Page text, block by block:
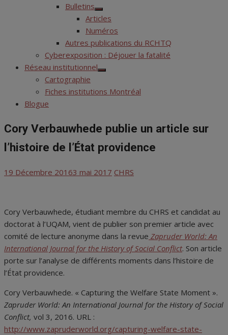
menu
Bulletins
Show
sub
menu
Articles
Numéros
Autres publications du RCHTQ
Cyberexposition : Déjouer la fatalité
Réseau institutionnel
Show
menu
Cartographie
Fiches institutions Montréal
Blogue
Cory Verbauwhede publie un article sur
l’histoire de l’État providence
Posted
19 Décembre 20163 mai 2017 Author
CHRS
Cory Verbauwhede, étudiant membre du CHRS et candidat au
doctorat à l’UQAM, vient de publier son premier article avec
comité de lecture anonyme dans la revue Zapruder World: An
International Journal for the History of Social Conflict. Son article
porte sur l’analyse de différents moments dans l’histoire de
l’État providence.
Cory Verbauwhede. « Capturing the Welfare State Moment ».
Zapruder World: An International Journal for the History of Social
Conflict, vol 3, 2016. URL :
http://www.zapruderworld.org/capturing-welfare-state-